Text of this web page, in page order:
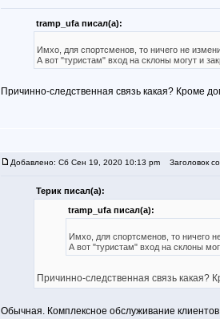
tramp_ufa писал(а):
Имхо, для спортсменов, то ничего не
А вот "туристам" вход на склоны могут и
Причинно-следственная связь какая? Кроме
Добавлено: Сб Сен 19, 2020 10:13 pm Заголовок
Терик писал(а):
tramp_ufa писал(а):
Имхо, для спортсменов, то ничего
А вот "туристам" вход на склоны
Причинно-следственная связь какая?
Обычная. Комплексное обслуживание